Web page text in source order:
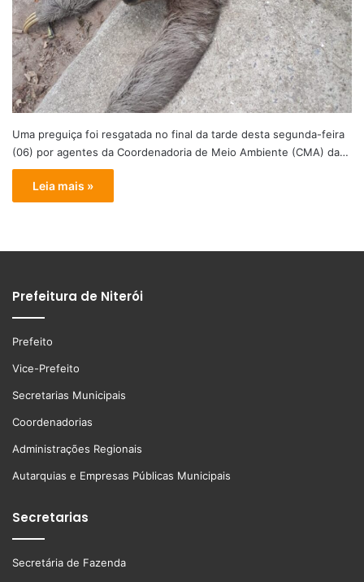
Uma preguiça foi resgatada no final da tarde desta segunda-feira
(06) por agentes da Coordenadoria de Meio Ambiente (CMA) da…
Leia mais »
Prefeitura de Niterói
Prefeito
Vice-Prefeito
Secretarias Municipais
Coordenadorias
Administrações Regionais
Autarquias e Empresas Públicas Municipais
Secretarias
Secretária de Fazenda